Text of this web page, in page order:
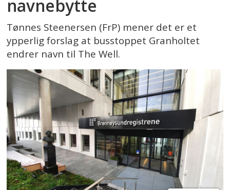
navnebytte
Tønnes Steenersen (FrP) mener det er et
ypperlig forslag at busstoppet Granholtet
endrer navn til The Well.